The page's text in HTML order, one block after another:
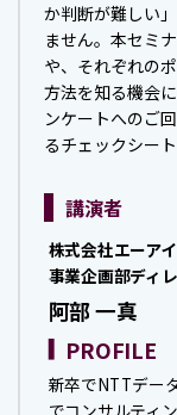
か判断が難しい
ません。本セミ
や、それぞれの
方法を知る機会
ンケートへのご
るチェックシー
講演者
株式会社エーア
事業企画部ディ
阿部 一真
PROFILE
新卒でNTTデー
でコンサルティ